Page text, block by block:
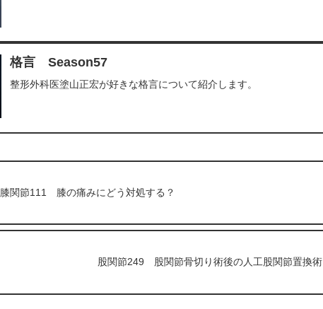
格言 Season57
整形外科医塗山正宏が好きな格言について紹介します。
膝関節111 膝の痛みにどう対処する？
股関節249 股関節骨切り術後の人工股関節置換術